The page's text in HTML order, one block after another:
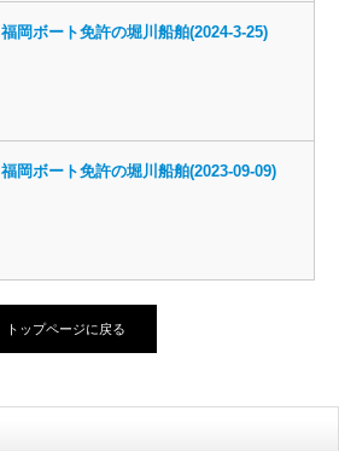
福岡ボート免許の堀川船舶(2024-3-25)
福岡ボート免許の堀川船舶(2023-09-09)
トップページに戻る